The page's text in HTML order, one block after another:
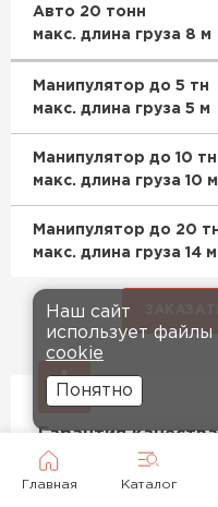
Главная Каталог
Авто 20 тонн
макс. длина груза 8 м
Манипулятор до 5 тн
макс. длина груза 5 м
Манипулятор до 10 тн
макс. длина груза 10 м
Манипулятор до 20
макс. длина груза 14 м
Гарантия качества
Заменим дефектный
Наш сайт
использует файлы
cookie
Понятно